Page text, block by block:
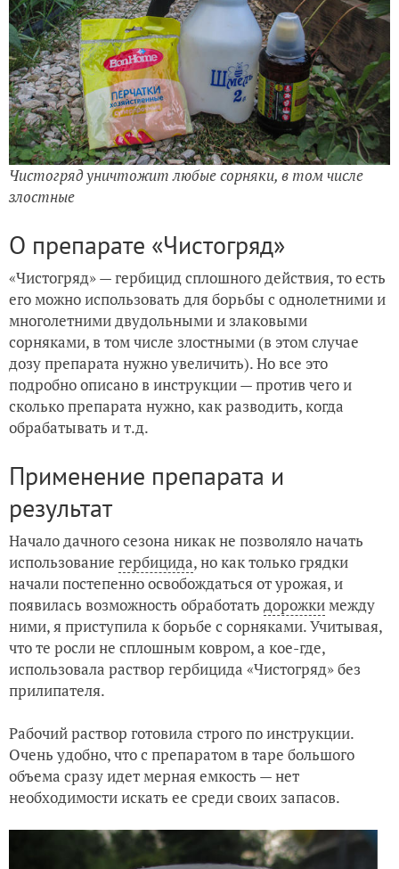
Чистогряд уничтожит любые сорняки, в том числе
злостные
О препарате «Чистогряд»
«Чистогряд» — гербицид сплошного действия, то есть
его можно использовать для борьбы с однолетними и
многолетними двудольными и злаковыми
сорняками, в том числе злостными (в этом случае
дозу препарата нужно увеличить). Но все это
подробно описано в инструкции — против чего и
сколько препарата нужно, как разводить, когда
обрабатывать и т.д.
Применение препарата и
результат
Начало дачного сезона никак не позволяло начать
использование гербицида, но как только грядки
начали постепенно освобождаться от урожая, и
появилась возможность обработать дорожкимежду
ними, я приступила к борьбе с сорняками. Учитывая,
что те росли не сплошным ковром, а кое-где,
использовала раствор гербицида «Чистогряд» без
прилипателя.
Рабочий раствор готовила строго по инструкции.
Очень удобно, что с препаратом в таре большого
объема сразу идет мерная емкость — нет
необходимости искать ее среди своих запасов.